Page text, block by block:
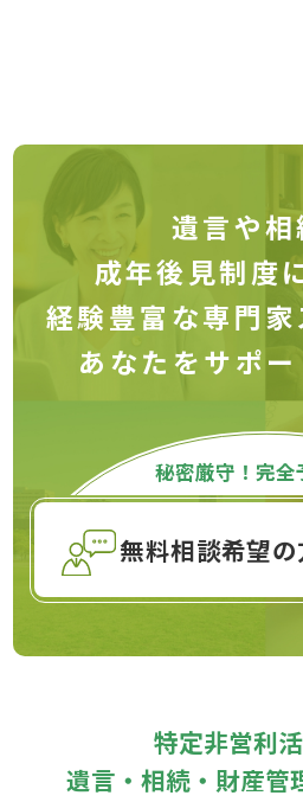
2.利用目的
取得した個人情報は、以下の
・無料相談への対応
・ご相談内容に関する連絡・回
・希望された連絡時間帯に配
※取得した個人情報を、営業
3.第三者提供・委託
当法人は、相談対応に必要な
失、毀損等を防止するため、
5.個人情報の開示等
ご本人から、自己の個人情報
遺言や相
成年後見制度
経験豊富な専門家
あなたをサポー
秘密厳守！完全
無料相談希望
特定非営利
遺言・相続・財産管